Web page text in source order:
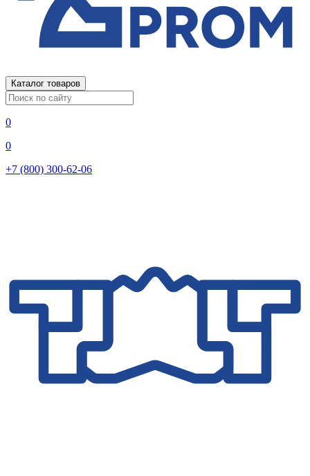
Каталог товаров
0
0
+7 (800) 300-62-06